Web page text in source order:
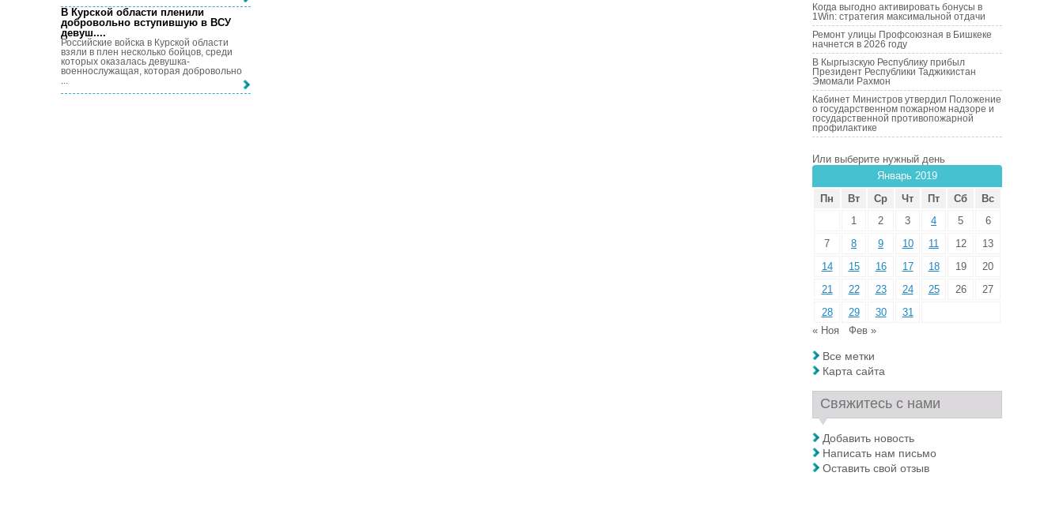
В Курской области пленили
добровольно вступившую в ВСУ
девуш....
Российские войска в Курской области
взяли в плен несколько бойцов, среди
которых оказалась девушка-
военнослужащая, которая добровольно
...
Когда выгодно активировать бонусы в
1Win: стратегия максимальной отдачи
Ремонт улицы Профсоюзная в Бишкеке
начнется в 2026 году
В Кыргызскую Республику прибыл
Президент Республики Таджикистан
Эмомали Рахмон
Кабинет Министров утвердил Положение
о государственном пожарном надзоре и
государственной противопожарной
профилактике
Или выберите нужный день
Январь 2019
Пн
Вт Ср Чт Пт Сб
Вс
1
2 3 4 5
6
7
8 9 10 11 12
13
14
15 16 17 18 19
20
21
22 23 24 25 26
27
28
29 30
31
« Ноя
Фев »
Все метки
Карта сайта
Свяжитесь с нами
Добавить новость
Написать нам письмо
Оставить свой отзыв